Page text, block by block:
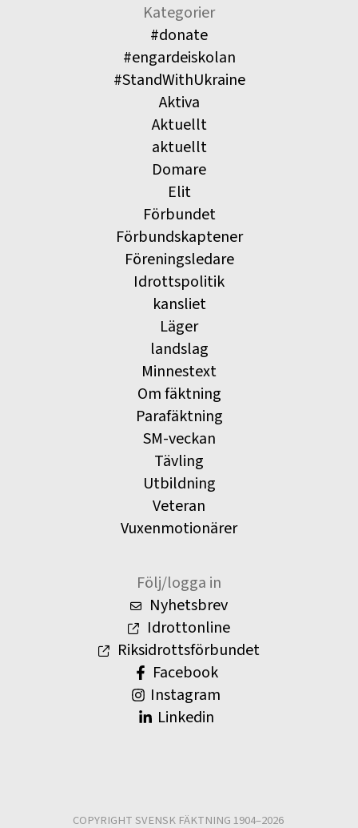
Kategorier
#donate
#engardeiskolan
#StandWithUkraine
Aktiva
Aktuellt
aktuellt
Domare
Elit
Förbundet
Förbundskaptener
Föreningsledare
Idrottspolitik
kansliet
Läger
landslag
Minnestext
Om fäktning
Parafäktning
SM-veckan
Tävling
Utbildning
Veteran
Vuxenmotionärer
Följ/logga in
Nyhetsbrev
Idrottonline
Riksidrottsförbundet
Facebook
Instagram
Linkedin
COPYRIGHT SVENSK FÄKTNING 1904–2026